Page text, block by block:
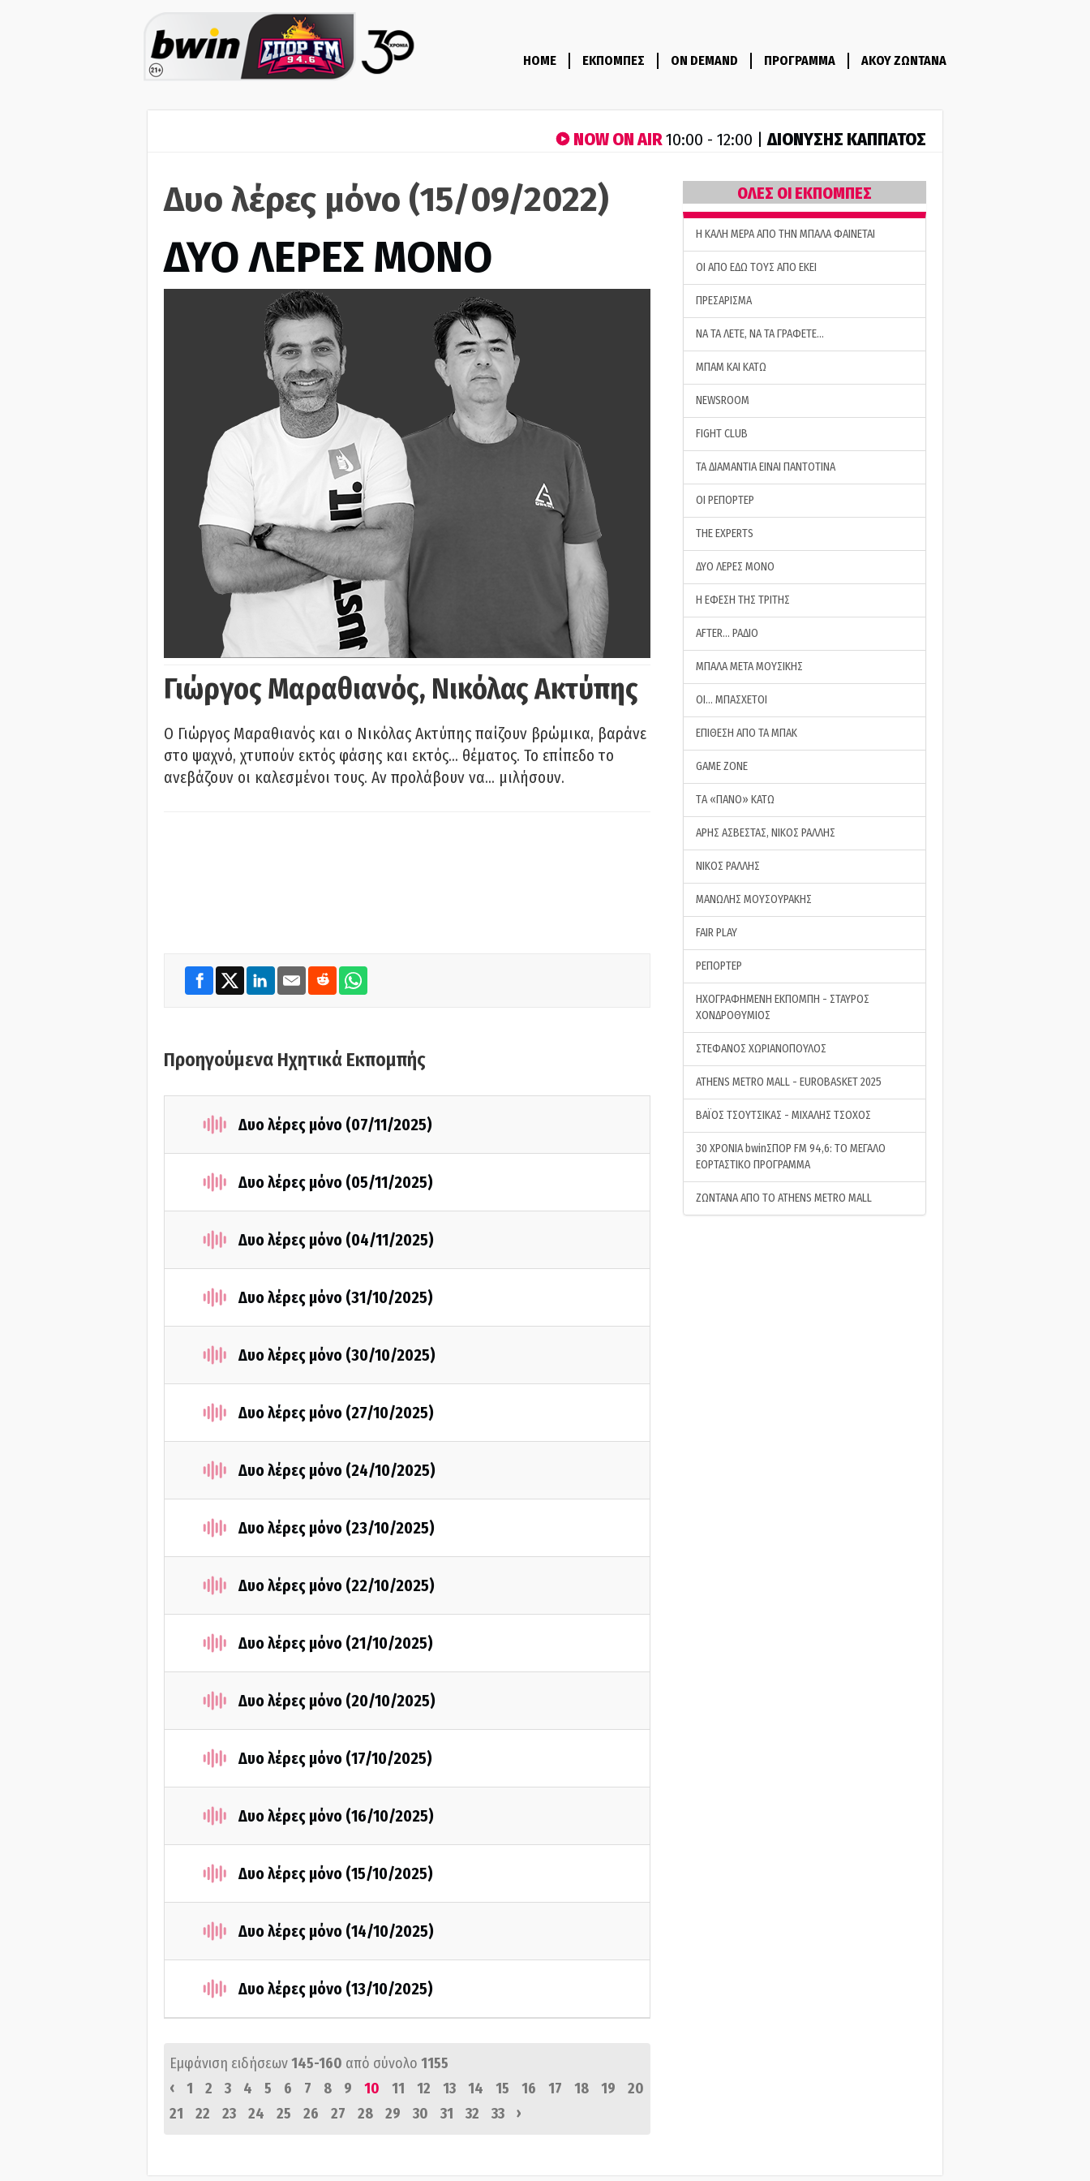
HOME ΕΚΠΟΜΠΕΣ ON DEMAND ΠΡΟΓΡΑΜΜΑ ΑΚΟΥ ΖΩΝΤΑΝΑ
NOW ON AIR10:00 - 12:00 |ΔΙΟΝΥΣΗΣ ΚΑΠΠΑΤΟΣ
Δυο λέρες μόνο (15/09/2022)
ΔΥΟ ΛΕΡΕΣ ΜΟΝΟ
Γιώργος Μαραθιανός, Νικόλας Ακτύπης
Ο Γιώργος Μαραθιανός και ο Νικόλας Ακτύπης παίζουν βρώμικα, βαράνε
στο ψαχνό, χτυπούν εκτός φάσης και εκτός… θέματος. Το επίπεδο το
ανεβάζουν οι καλεσμένοι τους. Αν προλάβουν να… μιλήσουν.
Προηγούμενα Ηχητικά Εκπομπής
Δυο λέρες μόνο (07/11/2025)
Δυο λέρες μόνο (05/11/2025)
Δυο λέρες μόνο (04/11/2025)
Δυο λέρες μόνο (31/10/2025)
Δυο λέρες μόνο (30/10/2025)
Δυο λέρες μόνο (27/10/2025)
Δυο λέρες μόνο (24/10/2025)
Δυο λέρες μόνο (23/10/2025)
Δυο λέρες μόνο (22/10/2025)
Δυο λέρες μόνο (21/10/2025)
Δυο λέρες μόνο (20/10/2025)
Δυο λέρες μόνο (17/10/2025)
Δυο λέρες μόνο (16/10/2025)
Δυο λέρες μόνο (15/10/2025)
Δυο λέρες μόνο (14/10/2025)
Δυο λέρες μόνο (13/10/2025)
Εμφάνιση ειδήσεων145-160 από σύνολο 1155
‹
1 2 3 4 5 6 7 8 9 10 11 12 13 14 15 16 17 18 19
20
21
22 23 24 25 26 27 28 29 30 31 32 33 ›
ΟΛΕΣ ΟΙ ΕΚΠΟΜΠΕΣ
H ΚΑΛΗ ΜΕΡΑ ΑΠΟ ΤΗΝ ΜΠΑΛΑ ΦΑΙΝΕΤΑΙ
ΟΙ ΑΠΟ ΕΔΩ ΤΟΥΣ ΑΠΟ ΕΚΕΙ
ΠΡΕΣΑΡΙΣΜΑ
ΝΑ ΤΑ ΛΕΤΕ, ΝΑ ΤΑ ΓΡΑΦΕΤΕ…
ΜΠΑΜ ΚΑΙ ΚΑΤΩ
NEWSROOM
FIGHT CLUB
ΤΑ ΔΙΑΜΑΝΤΙΑ ΕΙΝΑΙ ΠΑΝΤΟΤΙΝΑ
ΟΙ ΡΕΠΟΡΤΕΡ
THE EXPERTS
ΔΥΟ ΛΕΡΕΣ ΜΟΝΟ
Η ΕΦΕΣΗ ΤΗΣ ΤΡΙΤΗΣ
AFTER… ΡΑΔΙΟ
ΜΠΑΛΑ ΜΕΤΑ ΜΟΥΣΙΚΗΣ
ΟΙ… ΜΠΑΣΧΕΤΟΙ
ΕΠΙΘΕΣΗ ΑΠΟ ΤΑ ΜΠΑΚ
GAME ZONE
ΤA «ΠΑΝΟ» ΚΑΤΩ
ΑΡΗΣ ΑΣΒΕΣΤΑΣ, ΝΙΚΟΣ ΡΑΛΛΗΣ
ΝΙΚΟΣ ΡΑΛΛΗΣ
ΜΑΝΩΛΗΣ ΜΟΥΣΟΥΡΑΚΗΣ
FAIR PLAY
ΡΕΠΟΡΤΕΡ
ΗΧΟΓΡΑΦΗΜΕΝΗ ΕΚΠΟΜΠΗ - ΣΤΑΥΡΟΣ
ΧΟΝΔΡΟΘΥΜΙΟΣ
ΣΤΕΦΑΝΟΣ ΧΩΡΙΑΝΟΠΟΥΛΟΣ
ATHENS METRO MALL - EUROBASKET 2025
ΒΑΪΟΣ ΤΣΟΥΤΣΙΚΑΣ - ΜΙΧΑΛΗΣ ΤΣΟΧΟΣ
30 ΧΡΟΝΙΑ bwinΣΠΟΡ FM 94,6: ΤΟ ΜΕΓΑΛΟ
ΕΟΡΤΑΣΤΙΚΟ ΠΡΟΓΡΑΜΜΑ
ΖΩΝΤΑΝΑ ΑΠΟ ΤΟ ATHENS METRO MALL